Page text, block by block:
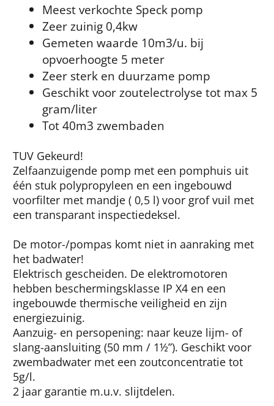
Meest verkochte Speck pomp
Zeer zuinig 0,4kw
Gemeten waarde 10m3/u. bij
opvoerhoogte 5 meter
Zeer sterk en duurzame pomp
Geschikt voor zoutelectrolyse tot max 5
gram/liter
Tot 40m3 zwembaden
TUV Gekeurd!
Zelfaanzuigende pomp met een pomphuis uit
één stuk polypropyleen en een ingebouwd
voorfilter met mandje ( 0,5 l) voor grof vuil met
een transparant inspectiedeksel.
De motor-/pompas komt niet in aanraking met
het badwater!
Elektrisch gescheiden. De elektromotoren
hebben beschermingsklasse IP X4 en een
ingebouwde thermische veiligheid en zijn
energiezuinig.
Aanzuig- en persopening: naar keuze lijm- of
slang-aansluiting (50 mm / 1½”). Geschikt voor
zwembadwater met een zoutconcentratie tot
5g/l.
2 jaar garantie m.u.v. slijtdelen.